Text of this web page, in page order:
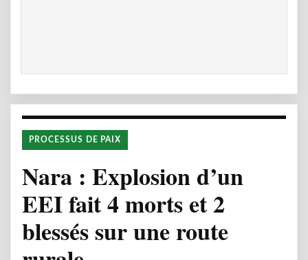
PROCESSUS DE PAIX
Nara : Explosion d’un
EEI fait 4 morts et 2
blessés sur une route